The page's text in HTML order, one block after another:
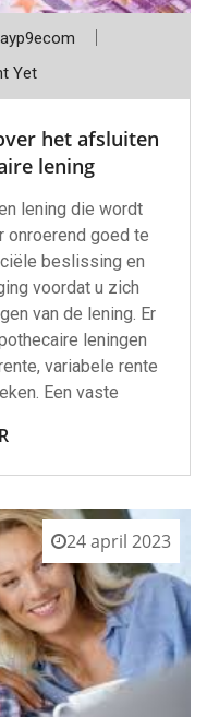
Yet
het afsluiten
lening
lening die wordt
onroerend goed te
beslissing en
voordat u zich
van de lening. Er
leningen
variabele rente
Een vaste
24 april 2023